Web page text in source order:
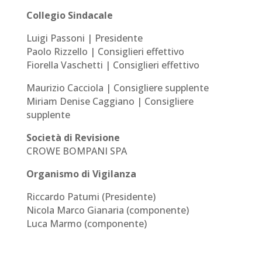
Collegio Sindacale
Luigi Passoni | Presidente
Paolo Rizzello | Consiglieri effettivo
Fiorella Vaschetti | Consiglieri effettivo
Maurizio Cacciola | Consigliere supplente
Miriam Denise Caggiano | Consigliere
supplente
Società di Revisione
CROWE BOMPANI SPA
Organismo di Vigilanza
Riccardo Patumi (Presidente)
Nicola Marco Gianaria (componente)
Luca Marmo (componente)